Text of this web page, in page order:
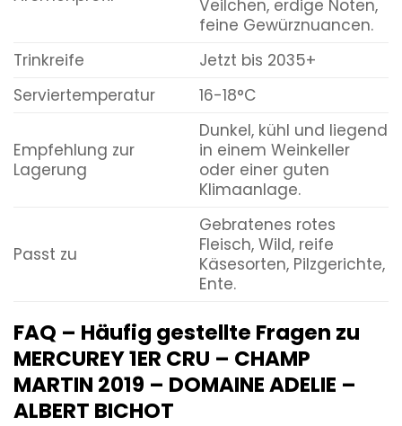
Veilchen, erdige Noten,
feine Gewürznuancen.
Trinkreife
Jetzt bis 2035+
Serviertemperatur
16-18°C
Empfehlung zur
Lagerung
Dunkel, kühl und liegend
in einem Weinkeller
oder einer guten
Klimaanlage.
Passt zu
Gebratenes rotes
Fleisch, Wild, reife
Käsesorten, Pilzgerichte,
Ente.
FAQ – Häufig gestellte Fragen zu
MERCUREY 1ER CRU – CHAMP
MARTIN 2019 – DOMAINE ADELIE –
ALBERT BICHOT